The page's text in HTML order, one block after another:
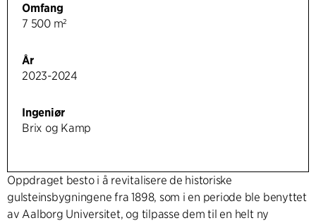
Omfang
7 500 m²
År
2023-2024
Ingeniør
Brix og Kamp
Oppdraget besto i å revitalisere de historiske
gulsteinsbygningene fra 1898, som i en periode ble benyttet
av Aalborg Universitet, og tilpasse dem til en helt ny